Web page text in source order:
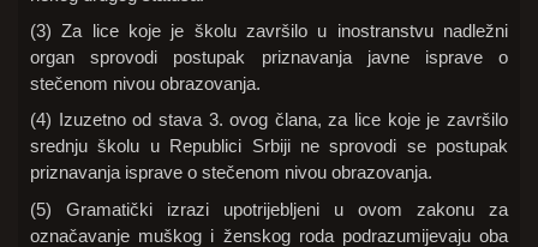
(3) Za lice koje je školu završilo u inostranstvu nadležni
organ sprovodi postupak priznavanja javne isprave o
stečenom nivou obrazovanja.
(4) Izuzetno od stava 3. ovog člana, za lice koje je završilo
srednju školu u Republici Srbiji ne sprovodi se postupak
priznavanja isprave o stečenom nivou obrazovanja.
(5) Gramatički izrazi upotrijebljeni u ovom zakonu za
označavanje muškog i ženskog roda podrazumijevaju oba